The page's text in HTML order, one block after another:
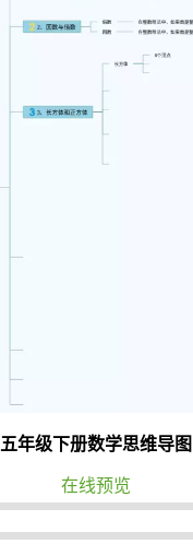
五年级下册数学思维导图
在线预览